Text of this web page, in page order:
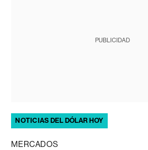
PUBLICIDAD
NOTICIAS DEL DÓLAR HOY
MERCADOS